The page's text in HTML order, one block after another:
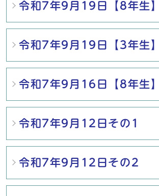
令和7年9月19日【8年生】
令和7年9月19日【3年生】
令和7年9月16日【8年生】
令和7年9月12日その1
令和7年9月12日その2